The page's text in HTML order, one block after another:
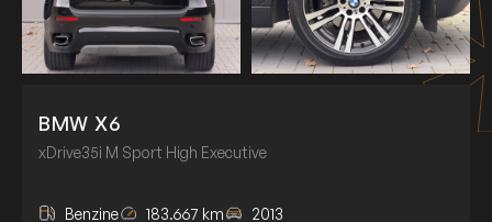
BMW X6
xDrive35i M Sport High Executive
Benzine 183.667 km 2013